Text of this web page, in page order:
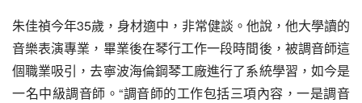
朱佳禎今年35歲，身材適中，非常健談。他說，他大學讀的
音樂表演專業，畢業後在琴行工作一段時間後，被調音師這
個職業吸引，去寧波海倫鋼琴工廠進行了系統學習，如今是
一名中級調音師。“調音師的工作包括三項內容，一是調音